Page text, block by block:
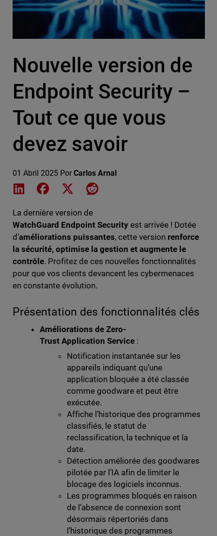
Nouvelle version de
Endpoint Security –
Tout ce que vous
devez savoir
01 Abril 2025 Por Carlos Arnal
Share on LinkedIn
Share on Facebook
Share on XShare on Reddit
La dernière version de
WatchGuard Endpoint Securityest arrivée ! Dotée
d’améliorations puissantes, cette version renforce
la sécurité, optimise la gestion et augmente le
contrôle. Profitez de ces nouvelles fonctionnalités
pour que vos clients devancent les cybermenaces
en constante évolution.
Présentation des fonctionnalités clés
Améliorations de Zero-
Trust Application Service :
Notification instantanée sur les
appareils indiquant qu’une
application bloquée a été classée
comme goodware et peut être
exécutée.
Affiche l’historique des programmes
classifiés, le statut de
reclassification, la technique et la
date.
Détection améliorée des goodwares
pilotée par l’IA afin de limiter le
blocage des logiciels inconnus.
Les programmes bloqués en raison
de l’absence de connexion sont
désormais répertoriés dans
l’historique des programmes